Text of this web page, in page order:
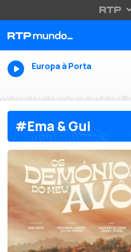
Europa à Porta
#Ema & Gui